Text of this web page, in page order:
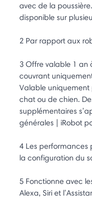
avec de la
disponible sur
2 Par rapport aux
3 Offre valable 1 an
couvrant
Valable uniquement
chat ou de chien.
supplémentaires
générales | iRobot
4 Les performances
la configuration du
5 Fonctionne avec
Alexa, Siri et